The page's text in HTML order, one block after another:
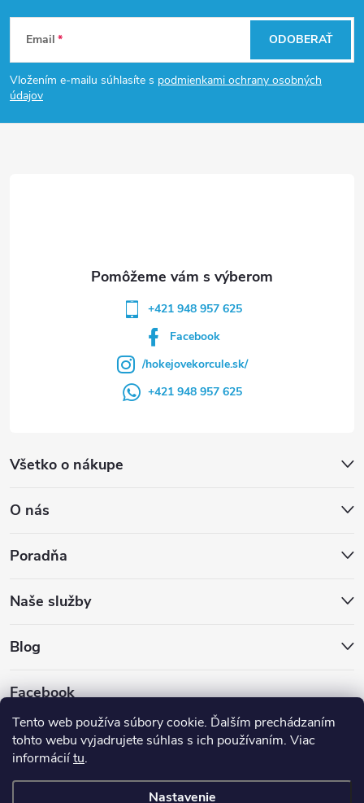
Tento web používa súbory cookie. Ďalším prechádzaním
tohto webu vyjadrujete súhlas s ich používaním. Viac
informáciítu.
Nastavenie
Z
á
p
Email
Vložením e-mailu súhlasíte s podmienkami ochrany osobných
údajov
ODOBERAŤ
Všetko o nákupe
O nás
Poradňa
Naše služby
Blog
Facebook
+421 948 957 625
Facebook
/hokejovekorcule.sk/
+421 948 957 625